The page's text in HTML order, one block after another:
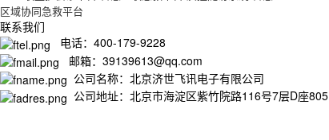
区域协同急救平台
联系我们
电话：400-179-9228
邮箱：39139613@qq.com
公司名称：北京济世飞讯电子有限公司
公司地址：北京市海淀区紫竹院路116号7层D座805